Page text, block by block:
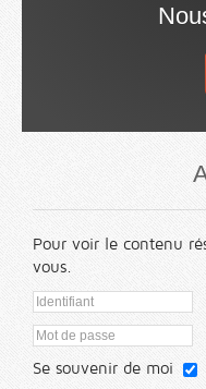
Pour voir le contenu
vous.
Se souvenir de moi